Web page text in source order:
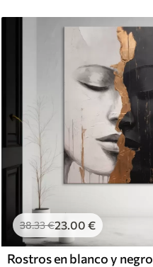
38.33€23.00 €
Rostros en blanco y negro